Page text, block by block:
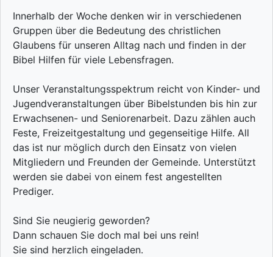
Innerhalb der Woche denken wir in verschiedenen
Gruppen über die Bedeutung des christlichen
Glaubens für unseren Alltag nach und finden in der
Bibel Hilfen für viele Lebensfragen.
Unser Veranstaltungsspektrum reicht von Kinder- und
Jugendveranstaltungen über Bibelstunden bis hin zur
Erwachsenen- und Seniorenarbeit. Dazu zählen auch
Feste, Freizeitgestaltung und gegenseitige Hilfe. All
das ist nur möglich durch den Einsatz von vielen
Mitgliedern und Freunden der Gemeinde. Unterstützt
werden sie dabei von einem fest angestellten
Prediger.
Sind Sie neugierig geworden?
Dann schauen Sie doch mal bei uns rein!
Sie sind herzlich eingeladen.